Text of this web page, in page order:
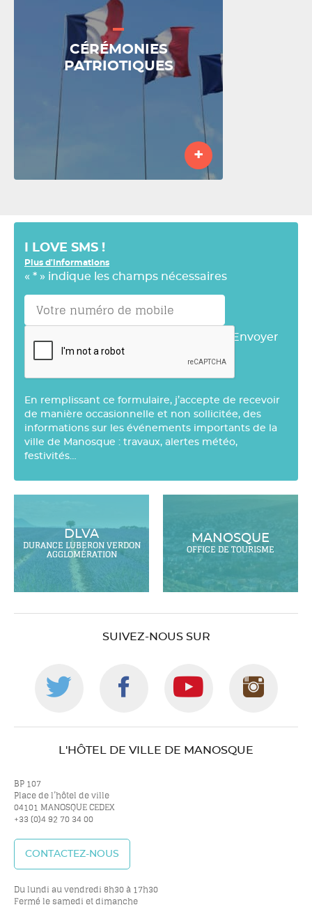
CÉRÉMONIES
PATRIOTIQUES
+
I LOVE SMS !
Plus d'informations
« * » indique les champs nécessaires
Envoyer
En remplissant ce formulaire, j’accepte de recevoir
de manière occasionnelle et non sollicitée, des
informations sur les événements importants de la
ville de Manosque : travaux, alertes météo,
festivités…
DLVA
DURANCE LUBERON VERDON
AGGLOMÉRATION
MANOSQUE
OFFICE DE TOURISME
SUIVEZ-NOUS SUR
Suivez-
nous
sur
twitter
Suivez-
nous
facebook
Suivez-
nous
L'HÔTEL DE VILLE DE MANOSQUE
BP 107
Place de l’hôtel de ville
04101 MANOSQUE CEDEX
+33 (0)4 92 70 34 00
CONTACTEZ-NOUS
Du lundi au vendredi 8h30 à 17h30
Fermé le samedi et dimanche